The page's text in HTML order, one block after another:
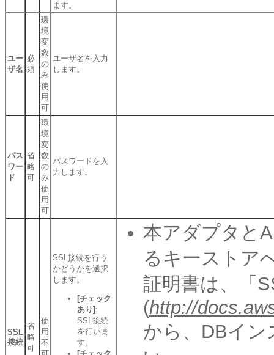
ます。
ユー
ザ名
必
須
環
境
変
数
の
み
使
用
可
ユーザ名を入力
します。
パス
ワー
ド
省
略
可
環
境
変
数
の
み
使
用
可
パスワードを入
力します。
SSL
接続
省
略
可
使
用
不
SSL接続を行う
かどうかを選択
します。
[チェック
あり] :
SSL接続
を行いま
す。
本アダプタと
るキーストア
証明書は、「
(http://
から、DBイ